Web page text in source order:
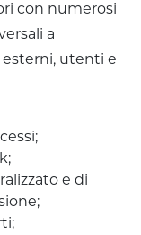
con numerosi
a
utenti e
e di